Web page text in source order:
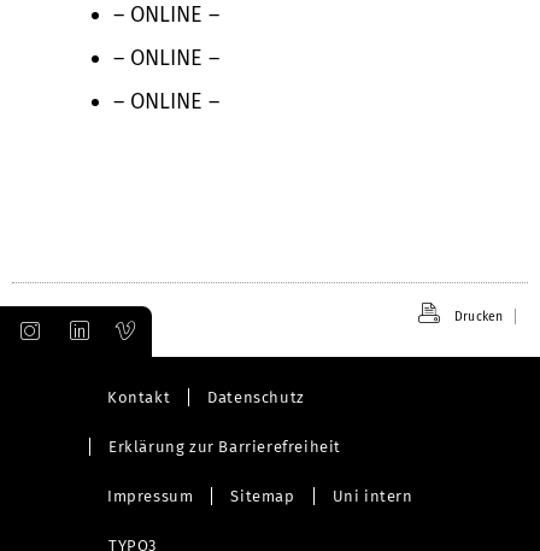
– ONLINE –
– ONLINE –
– ONLINE –
Drucken
Kontakt Datenschutz
Erklärung zur Barrierefreiheit
Impressum Sitemap Uni intern
TYPO3